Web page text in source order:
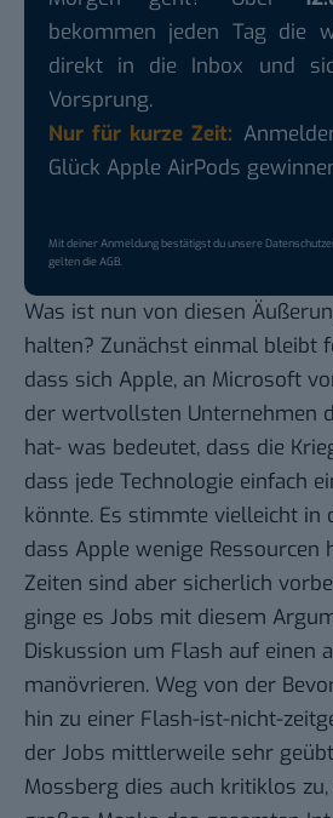
bekommen jeden Tag die
direkt in die Inbox und
Vorsprung.
Nur für kurze Zeit:
Glück Apple AirPods
Mit deiner Anmeldung bestätigst du unsere
gelten dieAGB.
Was ist nun von diesen
halten? Zunächst einmal bleibt
dass sich Apple, an Microsoft
der wertvollsten Unternehmen
hat- was bedeutet, dass die
dass jede Technologie einfach
könnte. Es stimmte vielleicht in
dass Apple wenige Ressourcen
Zeiten sind aber sicherlich
ginge es Jobs mit diesem
Diskussion um Flash auf einen
manövrieren. Weg von der
hin zu einer Flash-ist-nicht-
der Jobs mittlerweile sehr
Mossberg dies auch kritiklos